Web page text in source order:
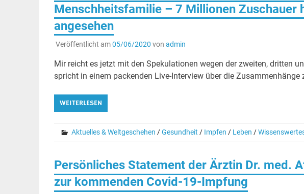
Menschheitsfamilie – 7 Millionen Zuschauer
angesehen
Veröffentlicht am05/06/2020 von admin
Mir reicht es jetzt mit den Spekulationen wegen der zweiten, dritten
spricht in einem packenden Live-Interview über die Zusammenhänge
WEITERLESEN
Aktuelles & Weltgeschehen /Gesundheit / Impfen / Leben /
Persönliches Statement der Ärztin Dr. med.
zur kommenden Covid-19-Impfung